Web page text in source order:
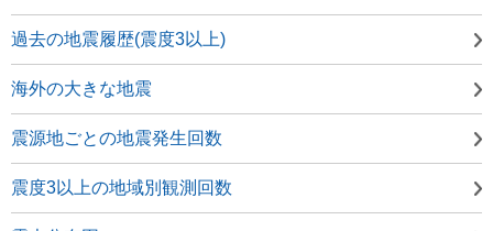
過去の地震履歴(震度3以上)
海外の大きな地震
震源地ごとの地震発生回数
震度3以上の地域別観測回数